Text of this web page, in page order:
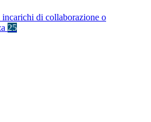
di collaborazione o
25